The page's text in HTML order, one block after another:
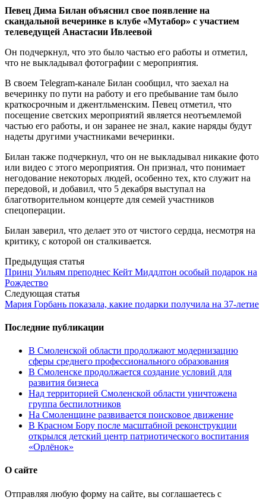
Певец Дима Билан объяснил свое появление на
скандальной вечеринке в клубе «Мутабор» с участием
телеведущей Анастасии Ивлеевой
Он подчеркнул, что это было частью его работы и отметил,
что не выкладывал фотографии с мероприятия.
В своем Telegram-канале Билан сообщил, что заехал на
вечеринку по пути на работу и его пребывание там было
краткосрочным и джентльменским. Певец отметил, что
посещение светских мероприятий является неотъемлемой
частью его работы, и он заранее не знал, какие наряды будут
надеты другими участниками вечеринки.
Билан также подчеркнул, что он не выкладывал никакие фото
или видео с этого мероприятия. Он признал, что понимает
негодование некоторых людей, особенно тех, кто служит на
передовой, и добавил, что 5 декабря выступал на
благотворительном концерте для семей участников
спецоперации.
Билан заверил, что делает это от чистого сердца, несмотря на
критику, с которой он сталкивается.
Post
navigation
Предыдущая статья
Принц Уильям преподнес Кейт Миддлтон особый подарок на
Рождество
Следующая статья
Мария Горбань показала, какие подарки получила на 37-летие
Последние публикации
В Смоленской области продолжают модернизацию
сферы среднего профессионального образования
В Смоленске продолжается создание условий для
развития бизнеса
Над территорией Смоленской области уничтожена
группа беспилотников
На Смоленщине развивается поисковое движение
В Красном Бору после масштабной реконструкции
открылся детский центр патриотического воспитания
«Орлёнок»
О сайте
Отправляя любую форму на сайте, вы соглашаетесь с